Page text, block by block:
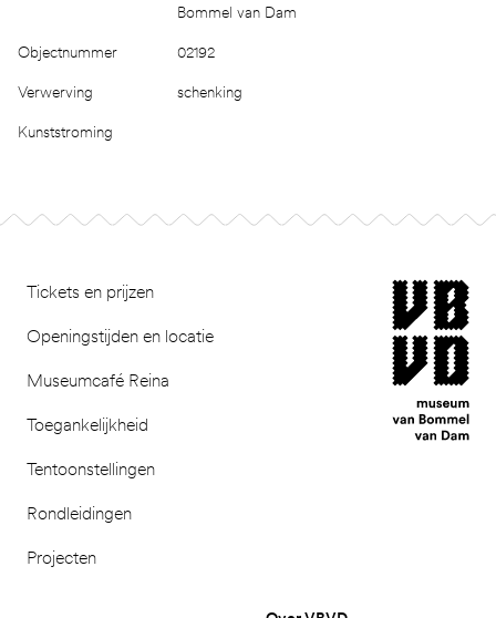
Bommel van Dam
Objectnummer 02192
Verwerving schenking
Kunststroming
Tickets en prijzen
Openingstijden en locatie
Museumcafé Reina
Toegankelijkheid
Tentoonstellingen
Rondleidingen
Projecten
museum van